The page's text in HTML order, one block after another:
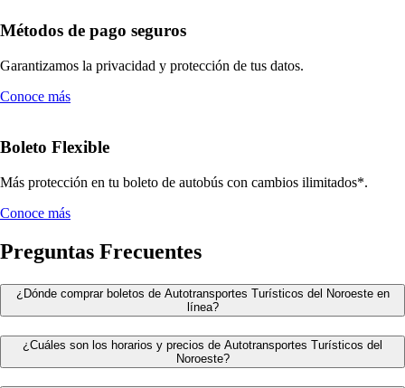
Métodos de pago seguros
Garantizamos la privacidad y protección de tus datos.
Conoce más
Boleto Flexible
Más protección en tu boleto de autobús con cambios ilimitados*.
Conoce más
Preguntas Frecuentes
¿Dónde comprar boletos de Autotransportes Turísticos del Noroeste en
línea?
¿Cuáles son los horarios y precios de Autotransportes Turísticos del
Noroeste?